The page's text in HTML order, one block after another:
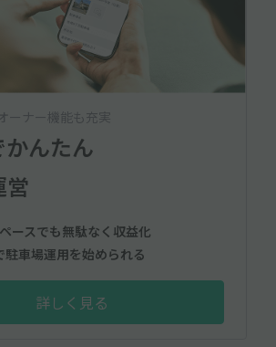
ーナー機能も充実
かんたん
営
ースでも無駄なく収益化
駐車場運用を始められる
詳しく見る